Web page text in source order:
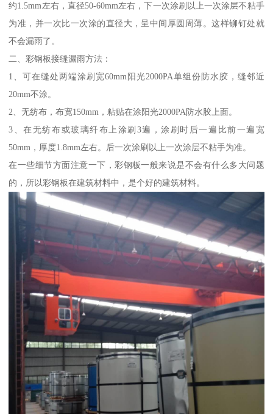
约1.5mm左右，直径50-60mm左右，下一次涂刷以上一次涂层不粘手
为准，并一次比一次涂的直径大，呈中间厚圆周薄。这样铆钉处就
不会漏雨了。
二、彩钢板接缝漏雨方法：
1、可在缝处两端涂刷宽60mm阳光2000PA单组份防水胶，缝邻近
20mm不涂。
2、无纺布，布宽150mm，粘贴在涂阳光2000PA防水胶上面。
3、在无纺布或玻璃纤布上涂刷3遍，涂刷时后一遍比前一遍宽
50mm，厚度1.8mm左右。后一次涂刷以上一次涂层不粘手为准。
在一些细节方面注意一下，彩钢板一般来说是不会有什么多大问题
的，所以彩钢板在建筑材料中，是个好的建筑材料。